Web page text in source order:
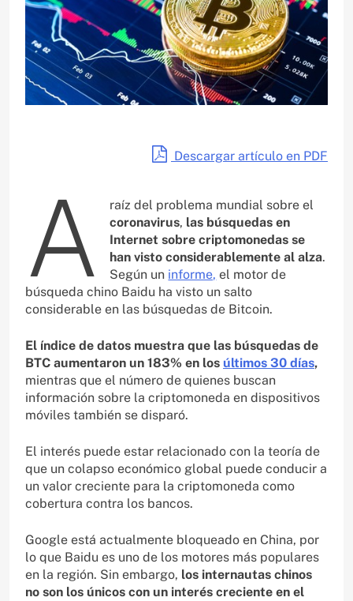
Descargar artículo en PDF
A
raíz del problema mundial sobre el
coronavirus, las búsquedas en
Internet sobre criptomonedas se
han visto considerablemente al alza.
Según un informe, el motor de
búsqueda chino Baidu ha visto un salto
considerable en las búsquedas de Bitcoin.
El índice de datos muestra que las búsquedas de
BTC aumentaron un 183% en los últimos 30 días,
mientras que el número de quienes buscan
información sobre la criptomoneda en dispositivos
móviles también se disparó.
El interés puede estar relacionado con la teoría de
que un colapso económico global puede conducir a
un valor creciente para la criptomoneda como
cobertura contra los bancos.
Google está actualmente bloqueado en China, por
lo que Baidu es uno de los motores más populares
en la región. Sin embargo, los internautas chinos
no son los únicos con un interés creciente en el